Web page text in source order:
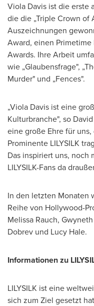
Viola Davis ist die erste
die die „Triple Crown
Auszeichnungen
Award, einen
Awards. Ihre Arbeit
wie „Glaubensfrage",
Murder" und „Fences".
„Viola Davis ist eine
Kulturbranche", so
eine große Ehre für
Prominente LILYSILK
Das inspiriert uns, noch
LILYSILK-Fans da
In den letzten Monaten
Reihe von Hollywood-
Melissa Rauch,
Dobrev und Lucy Hale.
Informationen zu
LILYSILK ist eine
sich zum Ziel gesetzt